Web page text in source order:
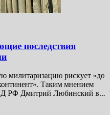
последствия
милитаризацию рискует «до
Таким мнением
РФ Дмитрий Любинский в...